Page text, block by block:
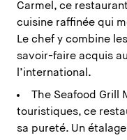
Carmel, ce
cuisine raffinée qui
Le chef y combine
savoir-faire acquis
l’international.
The Seafood Grill
touristiques, ce
sa pureté. Un